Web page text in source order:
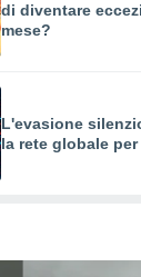
di diventare
mese?
L'evasione
la rete globale